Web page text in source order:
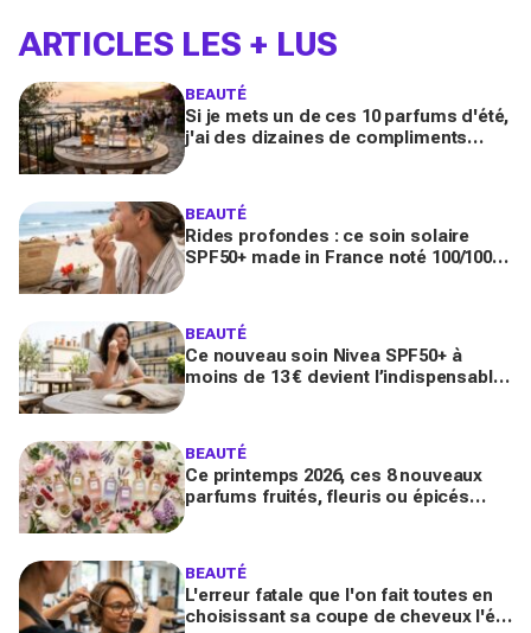
ARTICLES LES + LUS
BEAUTÉ
Si je mets un de ces 10 parfums d'été,
j'ai des dizaines de compliments
BEAUTÉ
Rides profondes : ce soin solaire
SPF50+ made in France noté 100/100
BEAUTÉ
Ce nouveau soin Nivea SPF50+ à
moins de 13 € devient l’indispensable
BEAUTÉ
Ce printemps 2026, ces 8 nouveaux
parfums fruités, fleuris ou épicés
BEAUTÉ
L'erreur fatale que l'on fait toutes en
choisissant sa coupe de cheveux l'été